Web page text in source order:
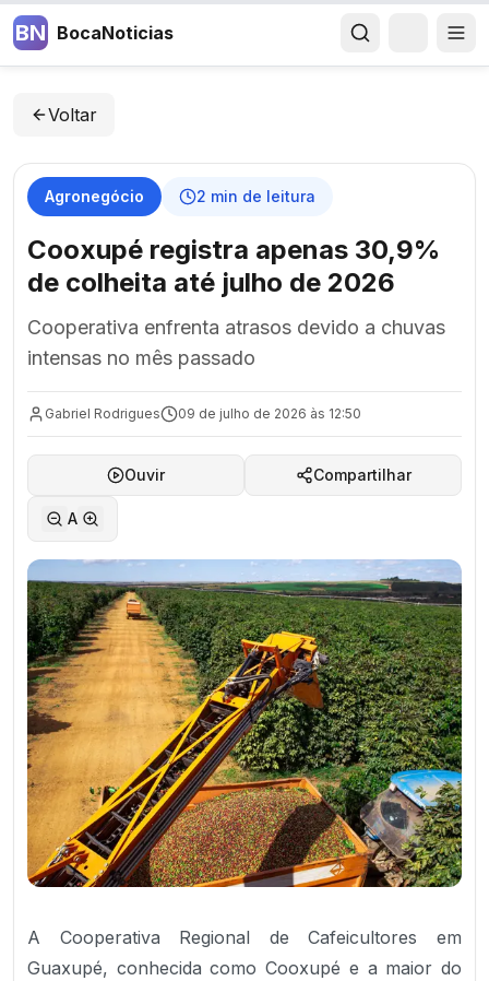
BN BocaNoticias
Voltar
Agronegócio 2 min de leitura
Cooxupé registra apenas 30,9%
de colheita até julho de 2026
Cooperativa enfrenta atrasos devido a chuvas
intensas no mês passado
Gabriel Rodrigues 09 de julho de 2026 às 12:50
Ouvir Compartilhar
A
A Cooperativa Regional de Cafeicultores em
Guaxupé, conhecida como Cooxupé e a maior do